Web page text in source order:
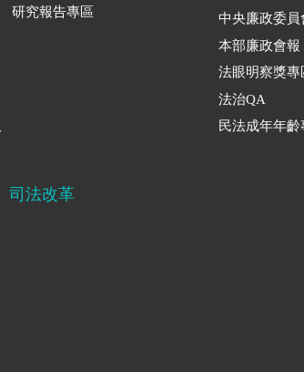
研究報告專區
中央廉政委員
本部廉政會報
法眼明察獎專
法治QA
民法成年年齡
司法改革